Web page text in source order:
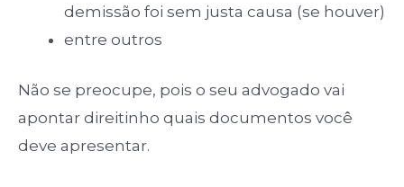
demissão foi sem justa causa (se houver)
entre outros
Não se preocupe, pois o seu advogado vai
apontar direitinho quais documentos você
deve apresentar.